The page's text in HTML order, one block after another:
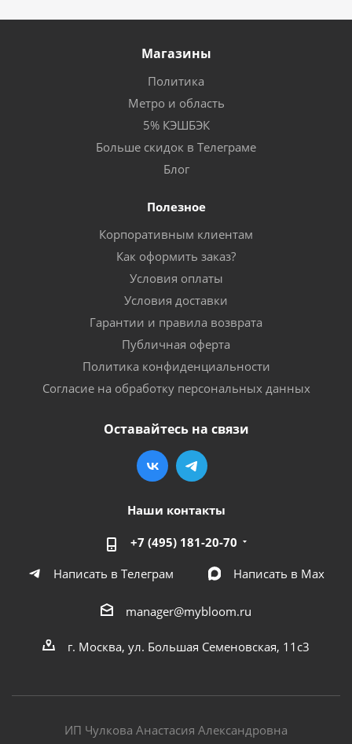
Магазины
Политика
Метро и область
5% КЭШБЭК
Больше скидок в Телеграме
Блог
Полезное
Корпоративным клиентам
Как оформить заказ?
Условия оплаты
Условия доставки
Гарантии и правила возврата
Публичная оферта
Политика конфиденциальности
Согласие на обработку персональных данных
Оставайтесь на связи
Наши контакты
+7 (495) 181-20-70
Написать в Телеграм
Написать в Мах
manager@mybloom.ru
г. Москва, ул. Большая Семеновская, 11с3
ИП Чулкова Анастасия Александровна